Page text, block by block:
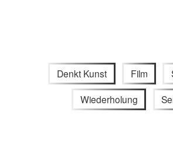
Denkt Kunst Film
Wiederholung